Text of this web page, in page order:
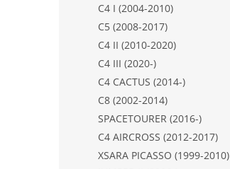
C4 I (2004-2010)
C5 (2008-2017)
C4 II (2010-2020)
C4 III (2020-)
C4 CACTUS (2014-)
C8 (2002-2014)
SPACETOURER (2016-)
C4 AIRCROSS (2012-2017)
XSARA PICASSO (1999-2010)